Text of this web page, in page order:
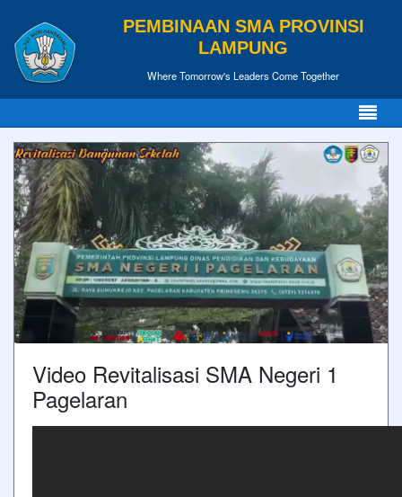
PEMBINAAN SMA PROVINSI
LAMPUNG
Where Tomorrow's Leaders Come Together
Video Revitalisasi SMA Negeri 1
Pagelaran